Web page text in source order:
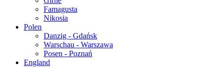
Famagusta
Nikosia
Polen
Danzig - Gdańsk
Warschau - Warszawa
Posen - Poznań
England